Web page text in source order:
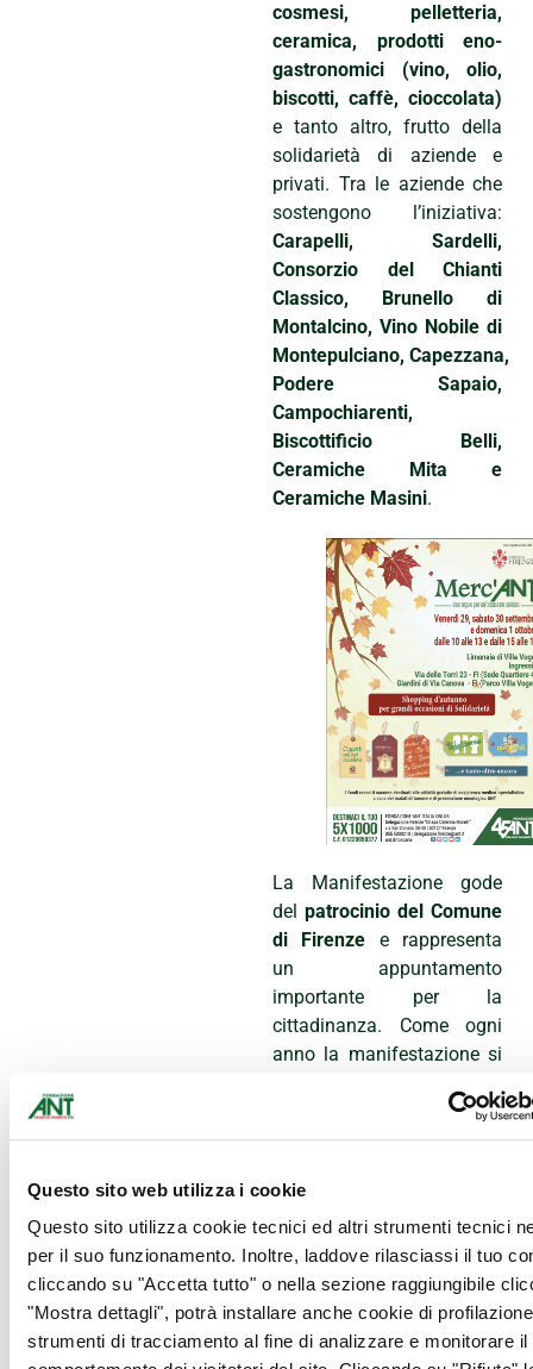
Questo sito web utilizza i cookie
Questo sito utilizza cookie tecnici ed altri strumenti tecnici
per il suo funzionamento. Inoltre, laddove rilasciassi il tuo
cliccando su "Accetta tutto" o nella sezione raggiungibile
"Mostra dettagli", potrà installare anche cookie di
strumenti di tracciamento al fine di analizzare e monitorare il
cosmesi, pelletteria,
ceramica, prodotti eno-
gastronomici (vino, olio,
biscotti, caffè, cioccolata)
e tanto altro, frutto della
solidarietà di aziende e
privati. Tra le aziende che
sostengono l’iniziativa:
Carapelli, Sardelli,
Consorzio del Chianti
Classico, Brunello di
Montalcino, Vino Nobile di
Montepulciano, Capezzana,
Podere Sapaio,
Campochiarenti,
Biscottificio Belli,
Ceramiche Mita e
Ceramiche Masini.
La Manifestazione gode
delpatrocinio del Comune
di Firenze e rappresenta
un appuntamento
importante per la
cittadinanza. Come ogni
anno la manifestazione si
e della
Sezione Soci Coop Firenze
interamente a sostenere
attività di assistenza
domiciliare e specialistica
che ANT offre
gratuitamente ai malati di
tumore e alle loro famiglie